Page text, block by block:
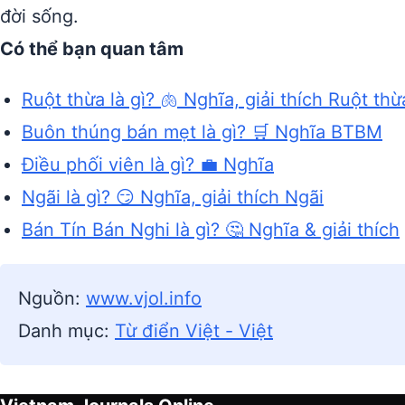
đời sống.
Có thể bạn quan tâm
Ruột thừa là gì? 🫁 Nghĩa, giải thích Ruột
Buôn thúng bán mẹt là gì? 🛒 Nghĩa BTBM
Điều phối viên là gì? 💼 Nghĩa
Ngãi là gì? 😏 Nghĩa, giải thích Ngãi
Bán Tín Bán Nghi là gì? 🤔 Nghĩa & giải thích
Nguồn: www.vjol.info
Danh mục: Từ điển Việt - Việt